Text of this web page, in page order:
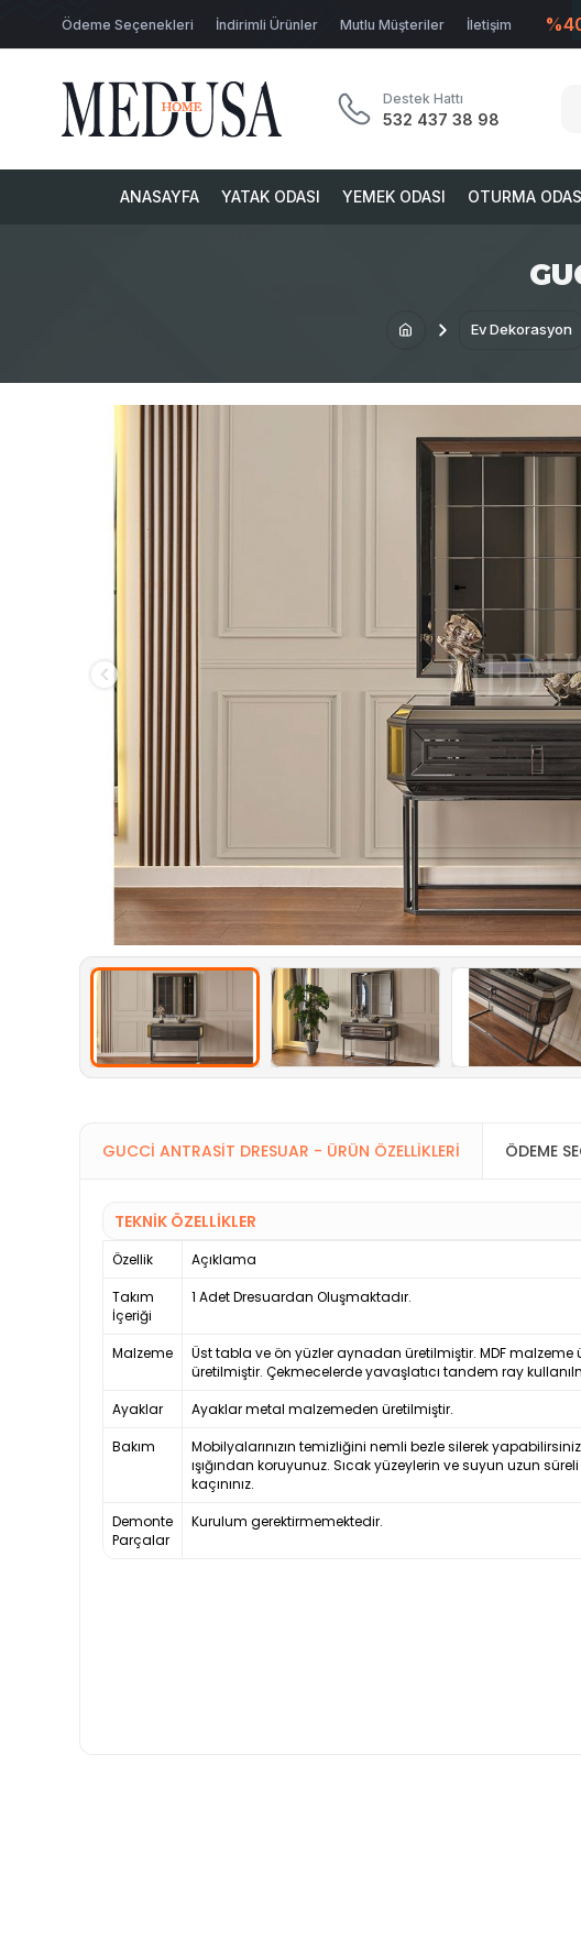
Ödeme Seçenekleri İndirimli Ürünler Mutlu Müşteriler İletişim
Destek Hattı
532 437 38 98
ANASAYFA YATAK ODASI YEMEK ODASI OTURMA
Ev Dekorasyon
GUCCI ANTRASIT DRESUAR - ÜRÜN ÖZELLIKLERI ÖDEME
TEKNİK ÖZELLİKLER
Özellik
Açıklama
Takım
İçeriği
1 Adet Dresuardan Oluşmaktadır.
Malzeme
Üst tabla ve ön yüzler aynadan üretilmiştir. MDF malzeme
üretilmiştir. Çekmecelerde yavaşlatıcı tandem ray
Ayaklar
Ayaklar metal malzemeden üretilmiştir.
Bakım
Mobilyalarınızın temizliğini nemli bezle silerek
ışığından koruyunuz. Sıcak yüzeylerin ve suyun uzun
kaçınınız.
Demonte
Parçalar
Kurulum gerektirmemektedir.